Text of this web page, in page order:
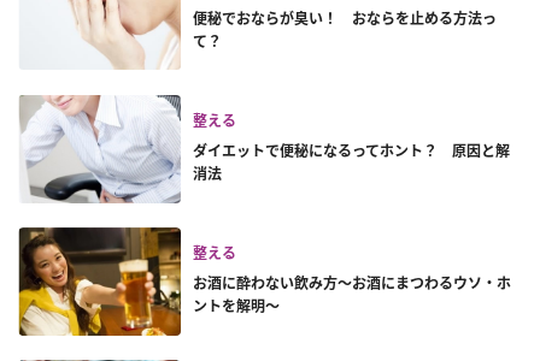
便秘でおならが臭い！ おならを止める方法っ
て？
整える
ダイエットで便秘になるってホント？ 原因と解
消法
整える
お酒に酔わない飲み方～お酒にまつわるウソ・ホ
ントを解明～